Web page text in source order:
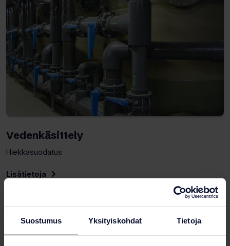
Suostumus Yksityiskohdat Tietoja
Vedenkäsittely
Hiekkasuodatus
Lisätietoja